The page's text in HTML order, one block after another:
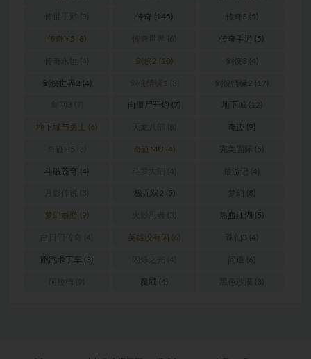
传奇 (145) 传奇3 (5)
传奇H5 (8) 传奇手游 (5)
剑侠2 (10) 剑侠3 (4)
剑侠世界2 (4) 剑侠情缘2 (17)
向僵尸开炮 (7) 地下城 (12)
地下城与勇士 (6) 奇迹 (9)
奇迹MU (4) 完美国际 (5)
斗破苍穹 (4) 最游记 (4)
极无双2 (5) 梦幻 (8)
梦幻西游 (9) 热血江湖 (5)
英雄没有闪 (6) 诛仙3 (4)
跑跑卡丁车 (3) 问道 (6)
魔域 (4) 黑色沙漠 (3)